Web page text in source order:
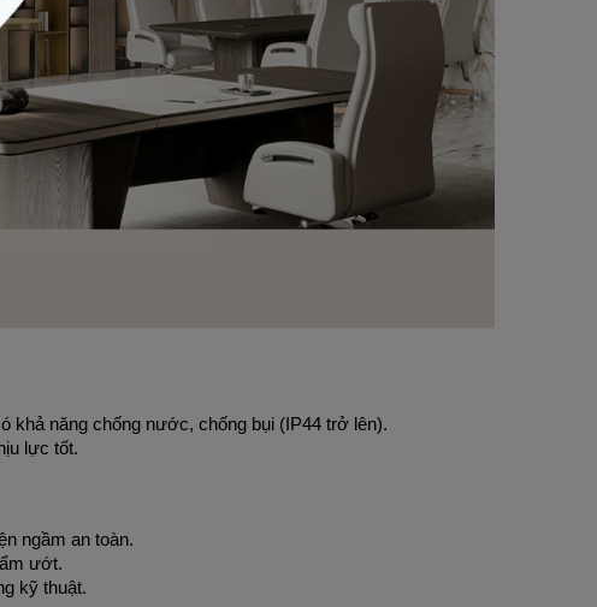
khả năng chống nước, chống bụi (IP44 trở lên).
lực tốt.
ngầm an toàn.
ướt.
kỹ thuật.